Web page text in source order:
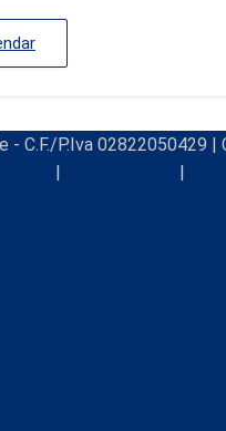
- C.F./P.Iva 02822050429